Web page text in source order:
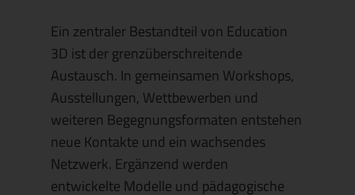
Ein zentraler Bestandteil von Education
3D ist der grenzüberschreitende
Austausch. In gemeinsamen Workshops,
Ausstellungen, Wettbewerben und
weiteren Begegnungsformaten entstehen
neue Kontakte und ein wachsendes
Netzwerk. Ergänzend werden
entwickelte Modelle und pädagogische